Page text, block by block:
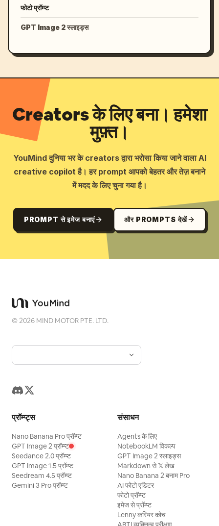
फोटो प्रॉम्प्ट
GPT Image 2 स्लाइड्स
Creators के लिए बना। हमेशा
मुफ़्त।
YouMind दुनिया भर के creators द्वारा भरोसा किया जाने वाला AI
creative copilot है। हर prompt आपको बेहतर और तेज़ बनाने
में मदद के लिए चुना गया है।
PROMPT से इमेज बनाएं और PROMPTS देखें
©2026 MIND MOTOR PTE. LTD.
प्रॉम्प्ट्स
Nano Banana Pro प्रॉम्प्ट
GPT Image 2 प्रॉम्प्ट
Seedance 2.0 प्रॉम्प्ट
GPT Image 1.5 प्रॉम्प्ट
Seedream 4.5 प्रॉम्प्ट
Gemini 3 Pro प्रॉम्प्ट
संसाधन
Agents के लिए
NotebookLM विकल्प
GPT Image 2 स्लाइड्स
Markdown से 𝕏 लेख
Nano Banana 2 बनाम Pro
AI फोटो एडिटर
फोटो प्रॉम्प्ट
इमेज से प्रॉम्प्ट
Lenny करियर कोच